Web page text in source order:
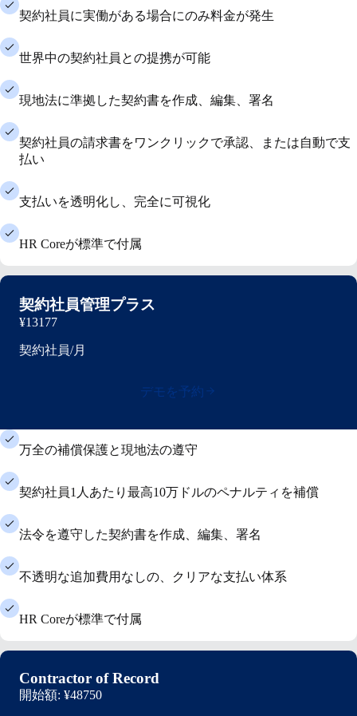
契約社員に実働がある場合にのみ料金が発生
世界中の契約社員との提携が可能
現地法に準拠した契約書を作成、編集、署名
契約社員の請求書をワンクリックで承認、または自動で支
払い
支払いを透明化し、完全に可視化
HR Coreが標準で付属
契約社員管理プラス
¥13177
契約社員/月
デモを予約
万全の補償保護と現地法の遵守
契約社員1人あたり最高10万ドルのペナルティを補償
法令を遵守した契約書を作成、編集、署名
不透明な追加費用なしの、クリアな支払い体系
HR Coreが標準で付属
Contractor of Record
開始額: ¥48750